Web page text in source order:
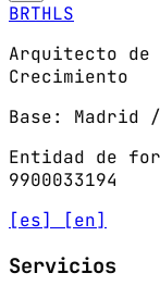
BRTHLS
Arquitecto de
Crecimiento
Base: Madrid
Entidad de
9900033194
[es]
[en]
Servicios